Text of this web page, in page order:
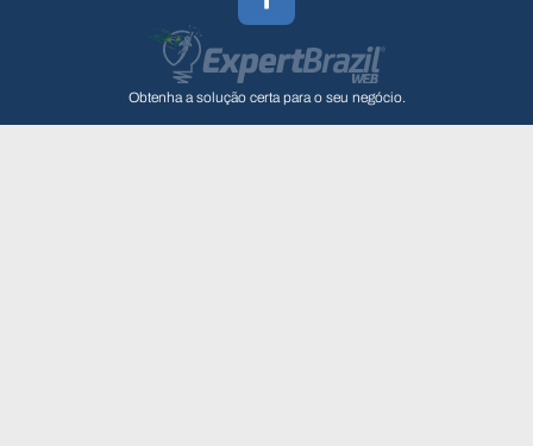
Obtenha a solução certa para o seu negócio.